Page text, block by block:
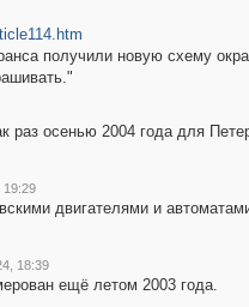
получили новую схему
раз осенью 2004 года для
19:29
двигателями и
18:39
ещё летом 2003 года.